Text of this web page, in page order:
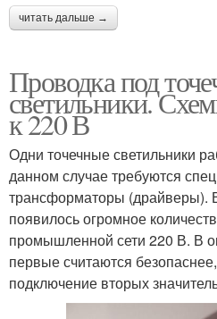
читать дальше →
Проводка под
светильники.
к 220 В
Одни точечные светильники
данном случае требуются
трансформаторы (драйверы).
появилось огромное
промышленной сети 220 В. В
первые считаются
подключение вторых